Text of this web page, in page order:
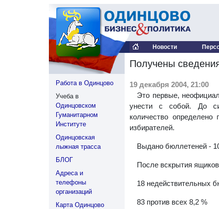
Новости
Работа в Одинцово
Учеба в
Одинцовском
Гуманитарном
Институте
Одинцовская
лыжная трасса
БЛОГ
Адреса и
телефоны
организаций
Карта Одинцово
Получены
19 декабря 2004, 21:00
Это первые,
унести с собой. До
количество
избирателей.
Выдано бюллетеней -
После вскрытия
18 недействительных
83 против всех 8,2 %